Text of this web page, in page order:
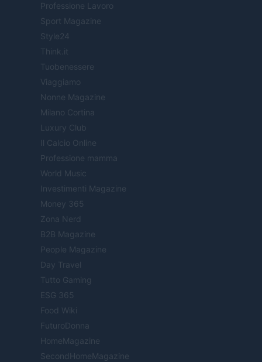
Professione Lavoro
Sport Magazine
Style24
Think.it
Tuobenessere
Viaggiamo
Nonne Magazine
Milano Cortina
Luxury Club
Il Calcio Online
Professione mamma
World Music
Investimenti Magazine
Money 365
Zona Nerd
B2B Magazine
People Magazine
Day Travel
Tutto Gaming
ESG 365
Food Wiki
FuturoDonna
HomeMagazine
SecondHomeMagazine